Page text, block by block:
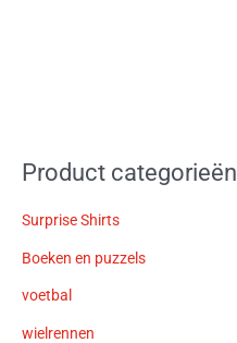
Product categorieën
Surprise Shirts
Boeken en puzzels
voetbal
wielrennen